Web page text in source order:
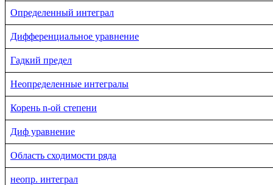
Определенный интеграл
Дифференциальное уравнение
Гадкий предел
Неопределенные интегралы
Корень n-ой степени
Диф уравнение
Область сходимости ряда
неопр. интеграл